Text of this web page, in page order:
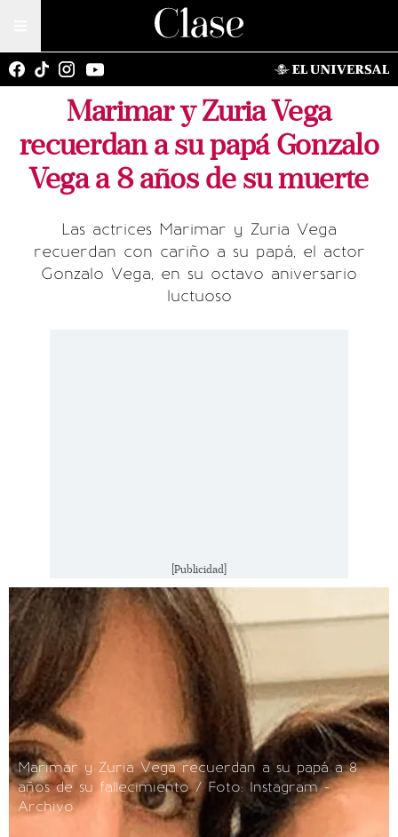
Marimar y Zuria Vega
recuerdan a su papá Gonzalo
Vega a 8 años de su muerte
Las actrices Marimar y Zuria Vega
recuerdan con cariño a su papá, el actor
Gonzalo Vega, en su octavo aniversario
luctuoso
[Publicidad]
Marimar y Zuria Vega recuerdan a su papá a 8
años de su fallecimiento / Foto: Instagram -
Archivo